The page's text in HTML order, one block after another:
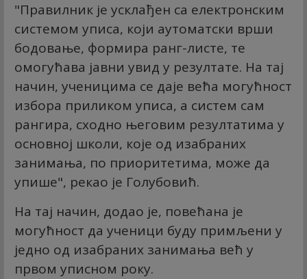
"Правилник је усклађен са електронским
системом уписа, који аутоматски врши
бодовање, формира ранг-листе, те
омогућава јавни увид у резултате. На тај
начин, ученицима се даје већа могућност
избора приликом уписа, а систем сам
рангира, сходно његовим резултатима у
основној школи, које од изабраних
занимања, по приоритетима, може да
упише", рекао је Голубовић.
На тај начин, додао је, повећана је
могућност да ученици буду примљени у
једно од изабраних занимања већ у
првом уписном року.